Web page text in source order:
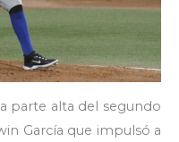
parte alta del segundo
García que impulsó a